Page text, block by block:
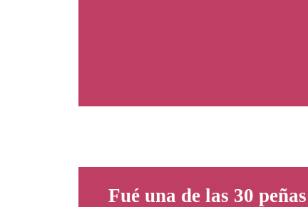
Fué una de las 30